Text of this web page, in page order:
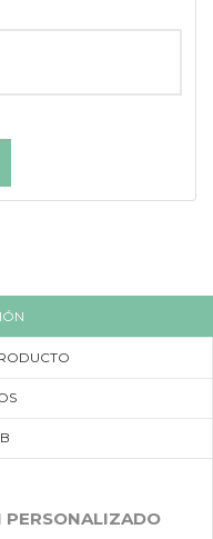
PERSONALIZADO